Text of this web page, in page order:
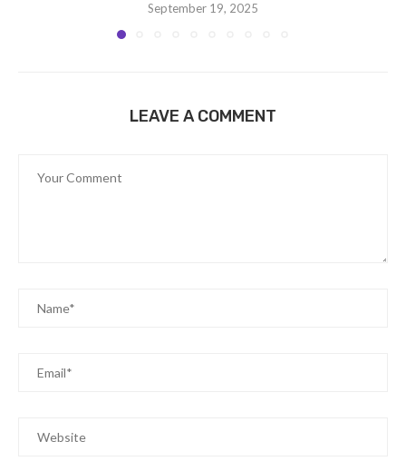
September 19, 2025
LEAVE A COMMENT